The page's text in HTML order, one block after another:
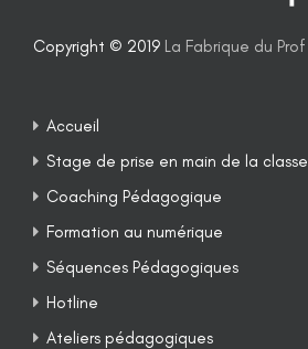
Copyright © 2019 La Fabrique du Prof
Accueil
Stage de prise en main de la classe
Coaching Pédagogique
Formation au numérique
Séquences Pédagogiques
Hotline
Ateliers pédagogiques